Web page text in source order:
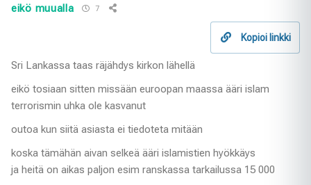
eikö muualla 7
Kopioi linkki
Sri Lankassa taas räjähdys kirkon lähellä
eikö tosiaan sitten missään euroopan maassa ääri islam
terrorismin uhka ole kasvanut
outoa kun siitä asiasta ei tiedoteta mitään
koska tämähän aivan selkeä ääri islamistien hyökkäys
ja heitä on aikas paljon esim ranskassa tarkailussa 15 000